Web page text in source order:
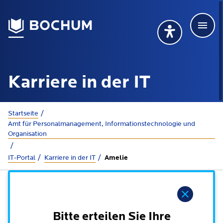
Übersetzung
Deutsch
Karriere in der IT
Startseite
Amt für Personalmanagement, Informationstechnologie und
Organisation
IT-Portal Karriere in der IT Amelie
Bitte erteilen Sie Ihre
Übersetzung wählen (öffnet sich in Google
Deutsch
Rathaus
Online-Dienste - Serviceportal